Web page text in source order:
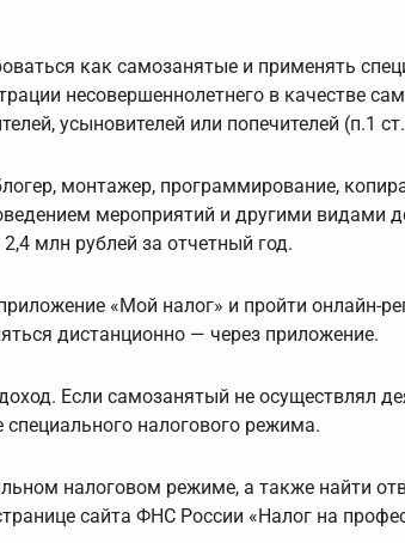
как самозанятыe и применять
несовершеннолетнего в качестве
усыновителей или попечителей (п.1
монтажер, программирование,
мероприятий и другими видами
млн рублей за отчетный год.
«Мой налог» и пройти онлайн-
дистанционно — через приложение.
Если самозанятый не осуществлял
налогового режима.
налоговом режиме, а также найти
сайта ФНС России «Налог на